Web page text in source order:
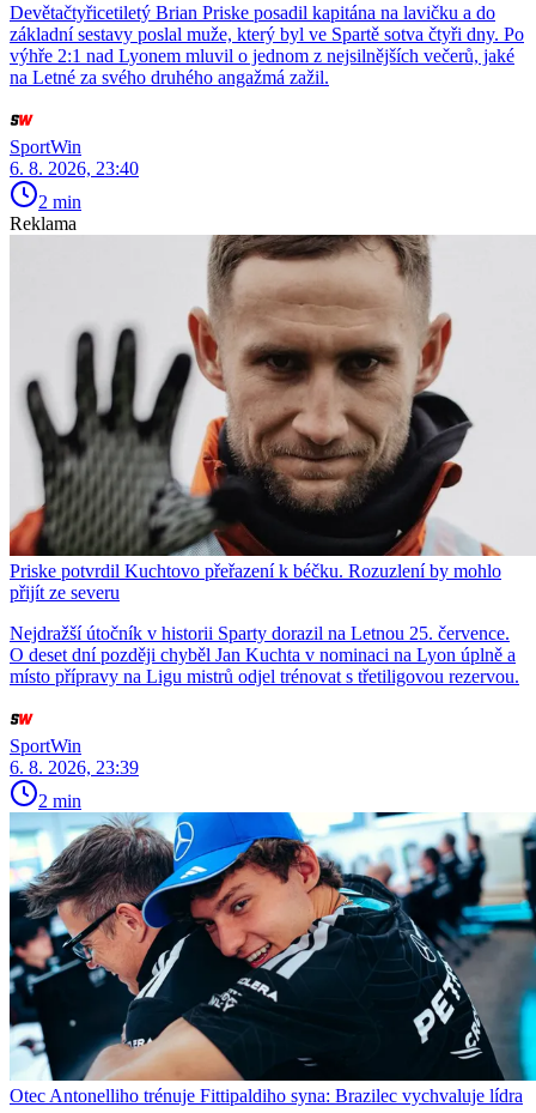
Devětačtyřicetiletý Brian Priske posadil kapitána na lavičku a do
základní sestavy poslal muže, který byl ve Spartě sotva čtyři dny. Po
výhře 2:1 nad Lyonem mluvil o jednom z nejsilnějších večerů, jaké
na Letné za svého druhého angažmá zažil.
SportWin
6. 8. 2026, 23:40
2 min
Reklama
Priske potvrdil Kuchtovo přeřazení k béčku. Rozuzlení by mohlo
přijít ze severu
Nejdražší útočník v historii Sparty dorazil na Letnou 25. července.
O deset dní později chyběl Jan Kuchta v nominaci na Lyon úplně a
místo přípravy na Ligu mistrů odjel trénovat s třetiligovou rezervou.
SportWin
6. 8. 2026, 23:39
2 min
Otec Antonelliho trénuje Fittipaldiho syna: Brazilec vychvaluje lídra